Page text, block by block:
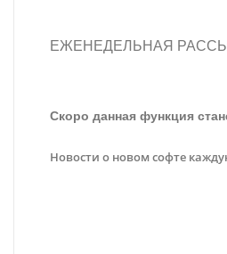
ЕЖЕНЕДЕЛЬНАЯ
Скоро данная функция
Новости о новом софте